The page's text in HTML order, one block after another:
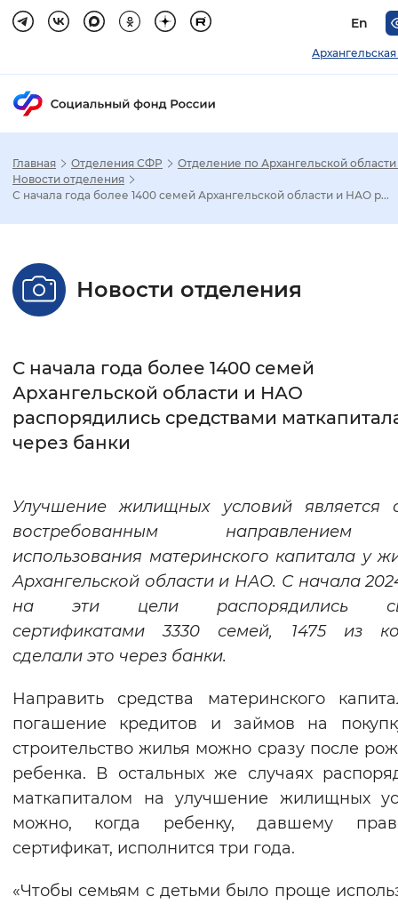
En
Настройка режима отображения
Стандартный Увеличенный
Без засечек С засечками
Интервал между буквами
Цвет сайта
Синий фон
Изображения
Включены
Звуковой ассистент
Воспроизвести Остановить
Вернуть стандартные настройки
Главная Отделения СФР
Отделение по Архангельской
Новости отделения
С начала года более 1400 семей Архангельской области и НАО р...
Новости отделения
С начала года более 1400 семей
Архангельской области и НАО
распорядились средствами
через банки
Улучшение жилищных условий является
востребованным
использования материнского капитала у
Архангельской области и НАО. С начала
на эти цели распорядились
сертификатами 3330 семей, 1475 из
сделали это через банки.
Направить средства материнского
погашение кредитов и займов на
строительство жилья можно сразу после
ребенка. В остальных же случаях
маткапиталом на улучшение жилищных
можно, когда ребенку, давшему
сертификат, исполнится три года.
«Чтобы семьям с детьми было проще